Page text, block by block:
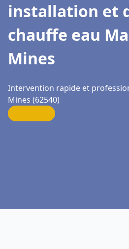
installation et
chauffe eau
Mines
Intervention rapide et
Mines (62540)